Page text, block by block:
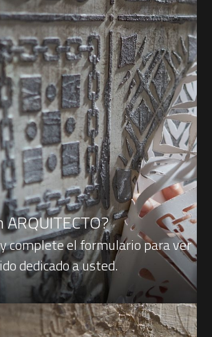
ARQUITECTO?
complete el formulario para ver
dedicado a usted.